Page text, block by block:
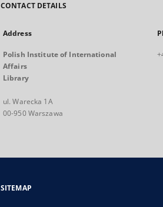
CONTACT DETAILS
Address
Polish Institute of International
Affairs
Library
ul. Warecka 1A
00-950 Warszawa
SITEMAP